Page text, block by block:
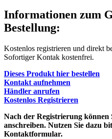
Informationen zum
Bestellung:
Kostenlos registrieren und direkt
Sofortiger Kontak kostenfrei.
Dieses Produkt hier bestellen
Kontakt aufnehmen
Händler anrufen
Kostenlos Registrieren
Nach der Registrierung können
anschreiben. Nutzen Sie dazu
Kontaktformular.